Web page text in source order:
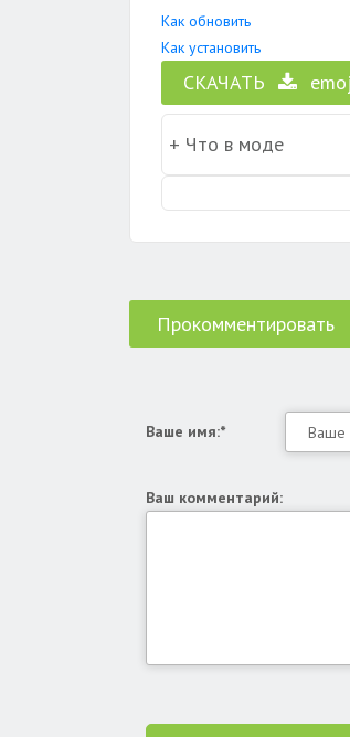
Как обновить
Как установить
СКАЧАТЬ
Прокомментировать
Ваше имя:*
Ваш комментарий: